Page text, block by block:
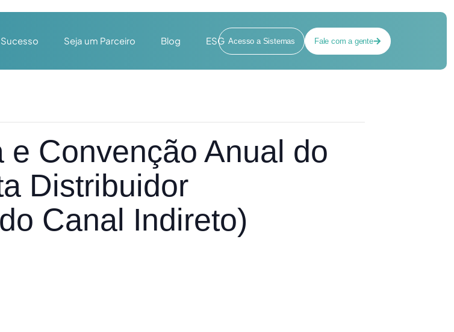
Seja um Parceiro Blog ESG Acesso a Sistemas Fale com a gente
Convenção Anual do
Distribuidor
Canal Indireto)